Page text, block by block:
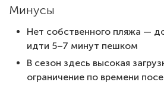
Минусы
Нет собственного пляжа —
идти 5–7 минут пешком
В сезон здесь высокая
ограничение по времени